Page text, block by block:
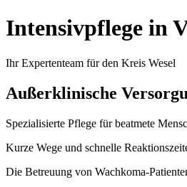
Intensivpflege in
Ihr Expertenteam für den Kreis Wesel
Außerklinische
Spezialisierte Pflege für beatmete
Kurze Wege und schnelle
Die Betreuung von Wachkoma-